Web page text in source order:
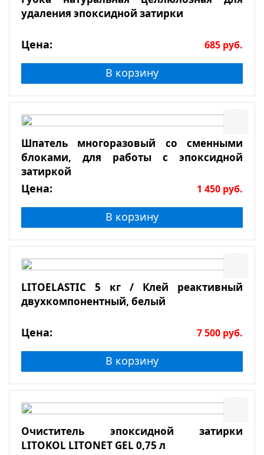
удаления эпоксидной затирки
Цена: 685 руб.
В корзину
Шпатель многоразовый со сменными
блоками, для работы с эпоксидной
затиркой
Цена: 1 450 руб.
В корзину
LITOELASTIC 5 кг / Клей реактивный
двухкомпонентный, белый
Цена: 7 500 руб.
В корзину
Очиститель эпоксидной затирки
LITOKOL LITONET GEL 0,75 л